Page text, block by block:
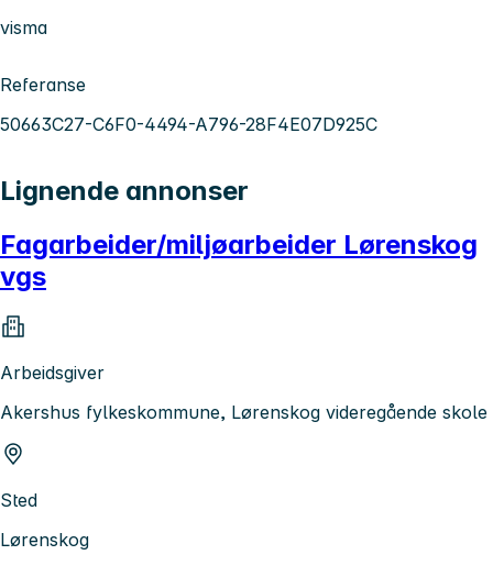
visma
Referanse
50663C27-C6F0-4494-A796-28F4E07D925C
Lignende annonser
Fagarbeider/miljøarbeider Lørenskog
vgs
Arbeidsgiver
Akershus fylkeskommune, Lørenskog videregående skole
Sted
Lørenskog